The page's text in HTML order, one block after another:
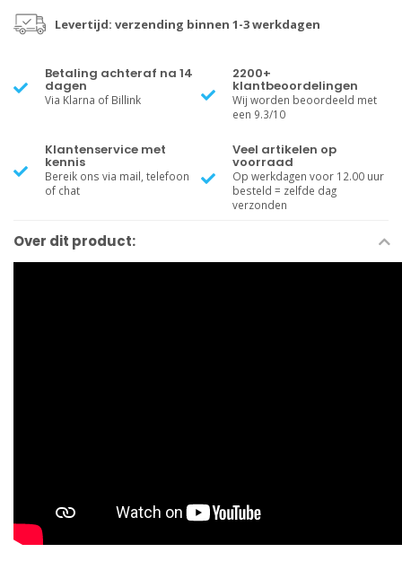
Levertijd: verzending binnen 1-3 werkdagen
Betaling achteraf na 14
dagen
Via Klarna of Billink
2200+
klantbeoordelingen
Wij worden beoordeeld met
een 9.3/10
Klantenservice met
kennis
Bereik ons via mail, telefoon
of chat
Veel artikelen op
voorraad
Op werkdagen voor 12.00 uur
besteld = zelfde dag
verzonden
Over dit product: